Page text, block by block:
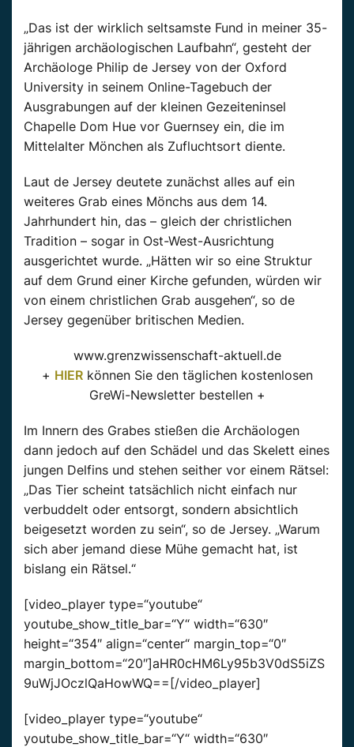
„Das ist der wirklich seltsamste Fund in meiner 35-
jährigen archäologischen Laufbahn“, gesteht der
Archäologe Philip de Jersey von der Oxford
University in seinem Online-Tagebuch der
Ausgrabungen auf der kleinen Gezeiteninsel
Chapelle Dom Hue vor Guernsey ein, die im
Mittelalter Mönchen als Zufluchtsort diente.
Laut de Jersey deutete zunächst alles auf ein
weiteres Grab eines Mönchs aus dem 14.
Jahrhundert hin, das – gleich der christlichen
Tradition – sogar in Ost-West-Ausrichtung
ausgerichtet wurde. „Hätten wir so eine Struktur
auf dem Grund einer Kirche gefunden, würden wir
von einem christlichen Grab ausgehen“, so de
Jersey gegenüber britischen Medien.
www.grenzwissenschaft-aktuell.de
+ HIERkönnen Sie den täglichen kostenlosen
GreWi-Newsletter bestellen +
Im Innern des Grabes stießen die Archäologen
dann jedoch auf den Schädel und das Skelett eines
jungen Delfins und stehen seither vor einem Rätsel:
„Das Tier scheint tatsächlich nicht einfach nur
verbuddelt oder entsorgt, sondern absichtlich
beigesetzt worden zu sein“, so de Jersey. „Warum
sich aber jemand diese Mühe gemacht hat, ist
bislang ein Rätsel.“
[video_player type=“youtube“
youtube_show_title_bar=“Y“ width=“630″
height=“354″ align=“center“ margin_top=“0″
margin_bottom=“20″]aHR0cHM6Ly95b3V0dS5iZS
9uWjJOczlQaHowWQ==[/video_player]
[video_player type=“youtube“
youtube_show_title_bar=“Y“ width=“630″